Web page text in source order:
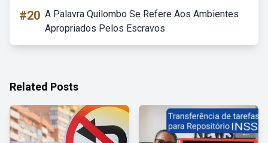
#20 A Palavra Quilombo Se Refere Aos Ambientes
Apropriados Pelos Escravos
Related Posts